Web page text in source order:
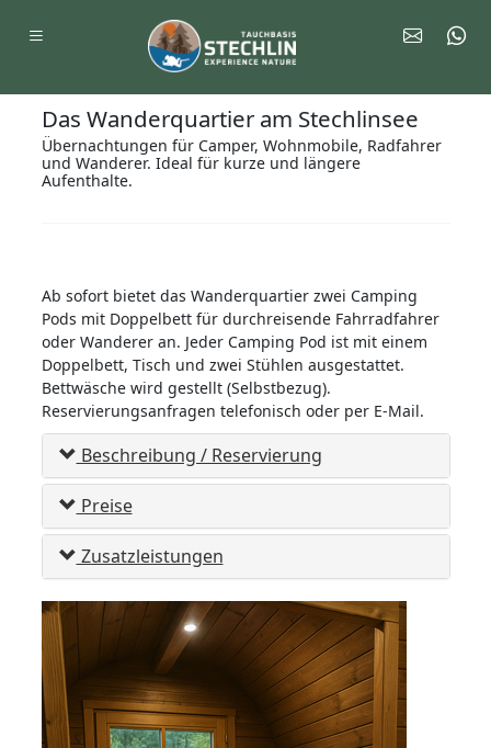
Das Wanderquartier am Stechlinsee
Übernachtungen für Camper, Wohnmobile, Radfahrer
und Wanderer. Ideal für kurze und längere
Aufenthalte.
Ab sofort bietet das Wanderquartier zwei Camping
Pods mit Doppelbett für durchreisende Fahrradfahrer
oder Wanderer an. Jeder Camping Pod ist mit einem
Doppelbett, Tisch und zwei Stühlen ausgestattet.
Bettwäsche wird gestellt (Selbstbezug).
Reservierungsanfragen telefonisch oder per E-Mail.
Beschreibung / Reservierung
Preise
Zusatzleistungen